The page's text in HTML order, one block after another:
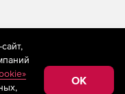
применяются
технологии
сбора,
к
OK